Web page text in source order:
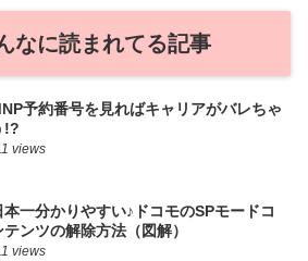
なに読まれてる記事
予約番号を見ればキャリアがバレちゃ
!?
views
本一分かりやすい♪ドコモのSPモードコ
テンツの解除方法（図解）
views